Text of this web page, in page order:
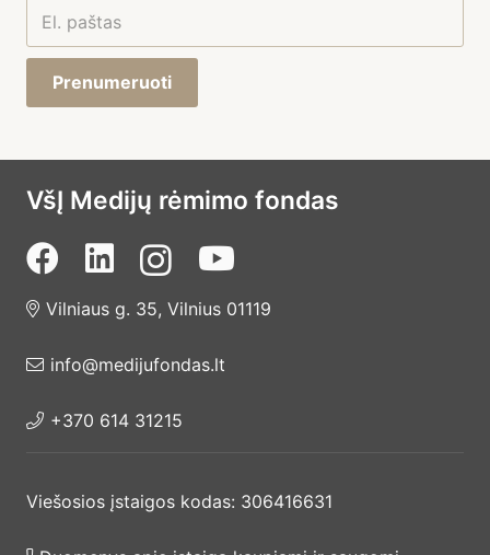
Prenumeruoti
VšĮ Medijų rėmimo fondas
Vilniaus g. 35, Vilnius 01119
info@medijufondas.lt
+370 614 31215
Viešosios įstaigos kodas: 306416631